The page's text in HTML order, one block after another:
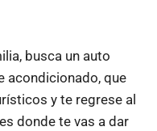
busca un auto
acondicionado, que
y te regrese al
donde te vas a dar